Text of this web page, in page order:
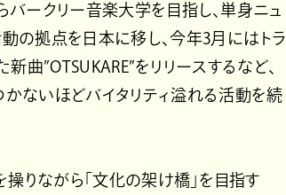
ークリー音楽大学を目指し、単身ニュ
の拠点を日本に移し、今年3月にはトラ
曲”OTSUKARE”をリリースするなど、
ないほどバイタリティ溢れる活動を続
操りながら「文化の架け橋」を目指す